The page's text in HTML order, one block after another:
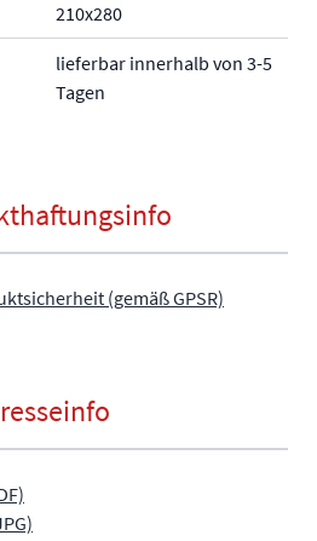
210x280
lieferbar innerhalb von 3-5
Tagen
(gemäß GPSR)